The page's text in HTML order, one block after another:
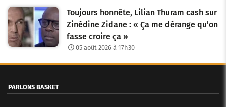
Toujours honnête, Lilian Thuram cash sur
Zinédine Zidane : « Ça me dérange qu’on
fasse croire ça »
05 août 2026 à 17h30
PARLONS BASKET